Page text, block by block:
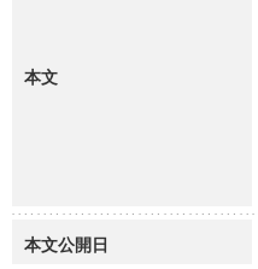
本文
本文公開日